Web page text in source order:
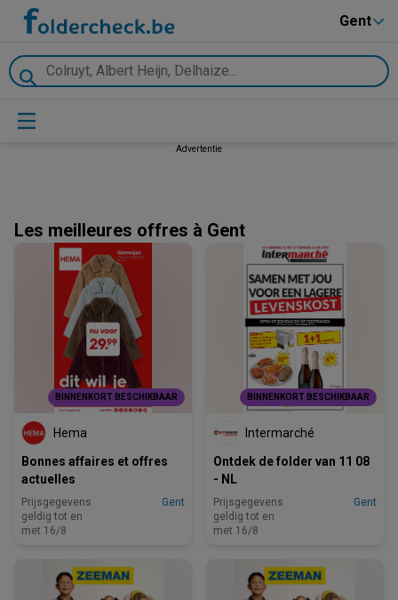
Gent
Advertentie
Les meilleures offres à Gent
BINNENKORT BESCHIKBAAR
Hema
Bonnes affaires et offres
actuelles
Prijsgegevens
geldig tot en
met 16/8
Gent
BINNENKORT BESCHIKBAAR
Intermarché
Ontdek de folder van 11 08
- NL
Prijsgegevens
geldig tot en
met 16/8
Gent